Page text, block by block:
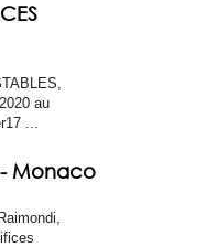
au
...
- Monaco